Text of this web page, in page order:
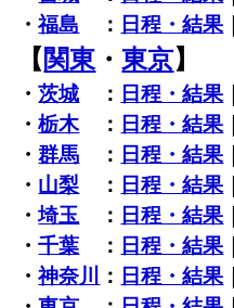
・福島 ： 日程・結果｜
【 関東 ・ 東京】
・茨城 ： 日程・結果｜
・栃木： 日程・結果｜
・群馬 ： 日程・結果｜
・ 山梨 ： 日程・結果｜
・埼玉 ： 日程・結果｜
・千葉 ： 日程・結果｜
・神奈川 ： 日程・結果｜